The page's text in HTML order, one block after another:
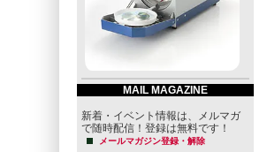
MAIL MAGAZINE
新着・イベント情報は、メルマガ
で随時配信！登録は無料です！
メールマガジン登録・解除